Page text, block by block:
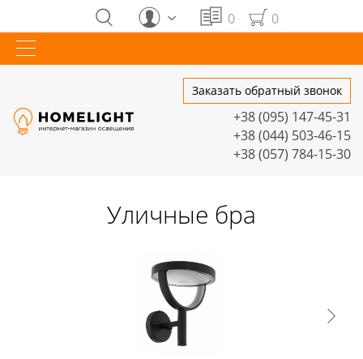
0 0
Заказать обратный звонок
+38 (095) 147-45-31
+38 (044) 503-46-15
+38 (057) 784-15-30
Уличные бра